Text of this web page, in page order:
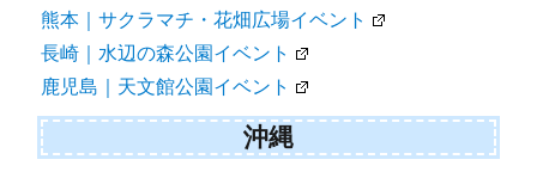
熊本｜サクラマチ・花畑広場イベント
長崎｜水辺の森公園イベント
鹿児島｜天文館公園イベント
沖縄